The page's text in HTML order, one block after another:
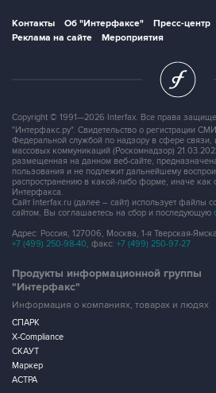
Контакты Об "Интерфаксе" Пресс-центр
Реклама на сайте
Мероприятия
Copyright © 1991—2026 Interfax. Все права
"Интерфакс.ру". Свидетельство о регистрации
Федеральной службой по надзору в сфере связи,
массовых коммуникаций (Роскомнадзор)
размещенная на данном веб-сайте,
пользования и не подлежит дальнейшему
распространению в какой-либо форме, иначе как
Интерфакса.
Сайт Interfax.ru (далее – сайт) использует файлы
сайтом, Вы соглашаетесь на сбор и последующую
Адрес: Россия, 127006, Москва, 1-я Тверская-
+7 (499) 250-98-40, факс: +7 (499) 250-97-27
Продукты информационной группы
"Интерфакс"
Информация о компаниях, товарах и людях
СПАРК
X-Compliance
СКАУТ
Маркер
АСТРА